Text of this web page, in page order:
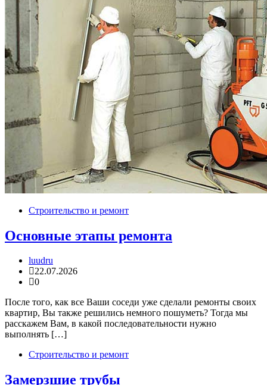
Строительство и ремонт
Основные этапы ремонта
luudru
22.07.2026
0
После того, как все Ваши соседи уже сделали ремонты своих
квартир, Вы также решились немного пошуметь? Тогда мы
расскажем Вам, в какой последовательности нужно
выполнять […]
Строительство и ремонт
Замерзшие трубы